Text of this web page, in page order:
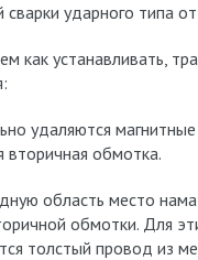
ударного типа
как устанавливать,
удаляются
вторичная обмотка.
область место
обмотки. Для
толстый провод из